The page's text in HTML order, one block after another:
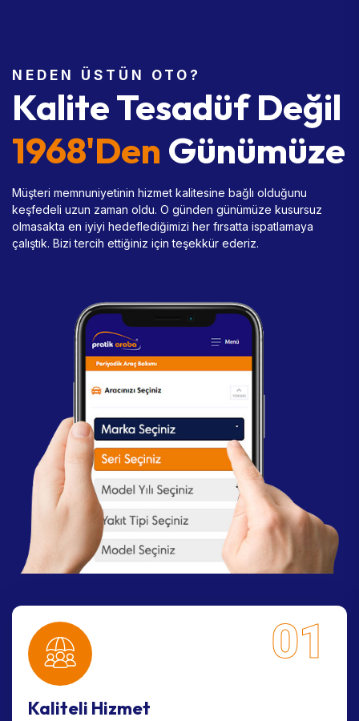
NEDEN ÜSTÜN OTO?
Kalite Tesadüf Değil
1968'den Günümüze
Müşteri memnuniyetinin hizmet kalitesine bağlı olduğunu
keşfedeli uzun zaman oldu. O günden günümüze kusursuz
olmasakta en iyiyi hedeflediğimizi her fırsatta ispatlamaya
çalıştık. Bizi tercih ettiğiniz için teşekkür ederiz.
01
Kaliteli Hizmet